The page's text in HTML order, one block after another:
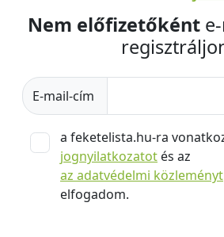
Nem előfizetőként
E-mail-cím
a feketelista.hu-ra
jognyilatkozatot és az
az adatvédelmi közleményt
elfogadom.